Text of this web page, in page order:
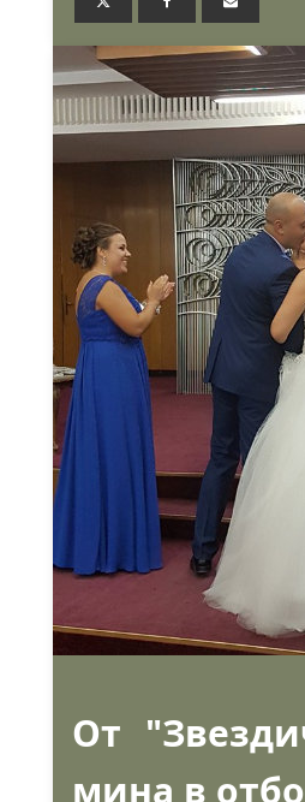
От
мина в